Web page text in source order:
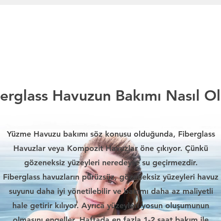
Havuzun Bakımı Nasıl
Yüzme Havuzu bakımı söz konusu olduğunda, Fiberglass
Havuzlar veya Kompozit Havuzlar öne çıkıyor. Çünkü
gözeneksiz yüzeyleri neredeyse su geçirmezdir.
Fiberglass havuzların pürüzsüz, gözeneksiz yüzeyleri havuz
suyunu daha iyi yönetilebilir ve bakımı daha az maliyetli
hale getirir kılıyor. Ayrıca yüzeyleri yosun oluşumunun